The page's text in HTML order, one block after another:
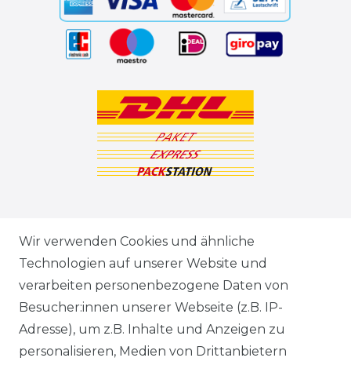
VERSANDARTEN & -KOSTEN
GEWERBETREIBENDE?
HILFE
Wir verwenden Cookies und ähnliche
Technologien auf unserer Website und
verarbeiten personenbezogene Daten von
Besucher:innen unserer Webseite (z.B. IP-
Adresse), um z.B. Inhalte und Anzeigen zu
personalisieren, Medien von Drittanbietern